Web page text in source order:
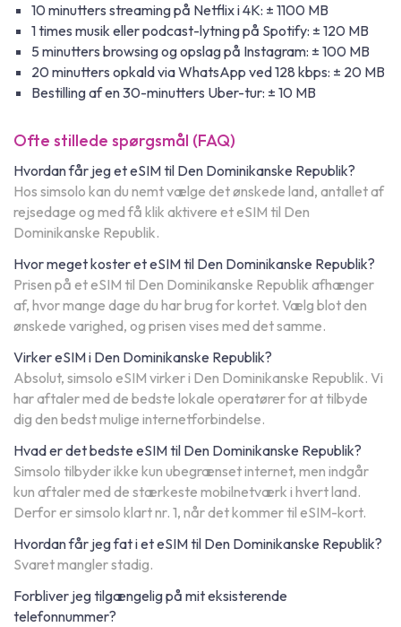
10 minutters streaming på Netflix i 4K: ± 1100 MB
1 times musik eller podcast-lytning på Spotify: ± 120 MB
5 minutters browsing og opslag på Instagram: ± 100 MB
20 minutters opkald via WhatsApp ved 128 kbps: ± 20 MB
Bestilling af en 30-minutters Uber-tur: ± 10 MB
Ofte stillede spørgsmål (FAQ)
Hvordan får jeg et eSIM til Den Dominikanske Republik?
Hos simsolo kan du nemt vælge det ønskede land, antallet af
rejsedage og med få klik aktivere et eSIM til Den
Dominikanske Republik.
Hvor meget koster et eSIM til Den Dominikanske Republik?
Prisen på et eSIM til Den Dominikanske Republik afhænger
af, hvor mange dage du har brug for kortet. Vælg blot den
ønskede varighed, og prisen vises med det samme.
Virker eSIM i Den Dominikanske Republik?
Absolut, simsolo eSIM virker i Den Dominikanske Republik. Vi
har aftaler med de bedste lokale operatører for at tilbyde
dig den bedst mulige internetforbindelse.
Hvad er det bedste eSIM til Den Dominikanske Republik?
Simsolo tilbyder ikke kun ubegrænset internet, men indgår
kun aftaler med de stærkeste mobilnetværk i hvert land.
Derfor er simsolo klart nr. 1, når det kommer til eSIM-kort.
Hvordan får jeg fat i et eSIM til Den Dominikanske Republik?
Svaret mangler stadig.
Forbliver jeg tilgængelig på mit eksisterende
telefonnummer?